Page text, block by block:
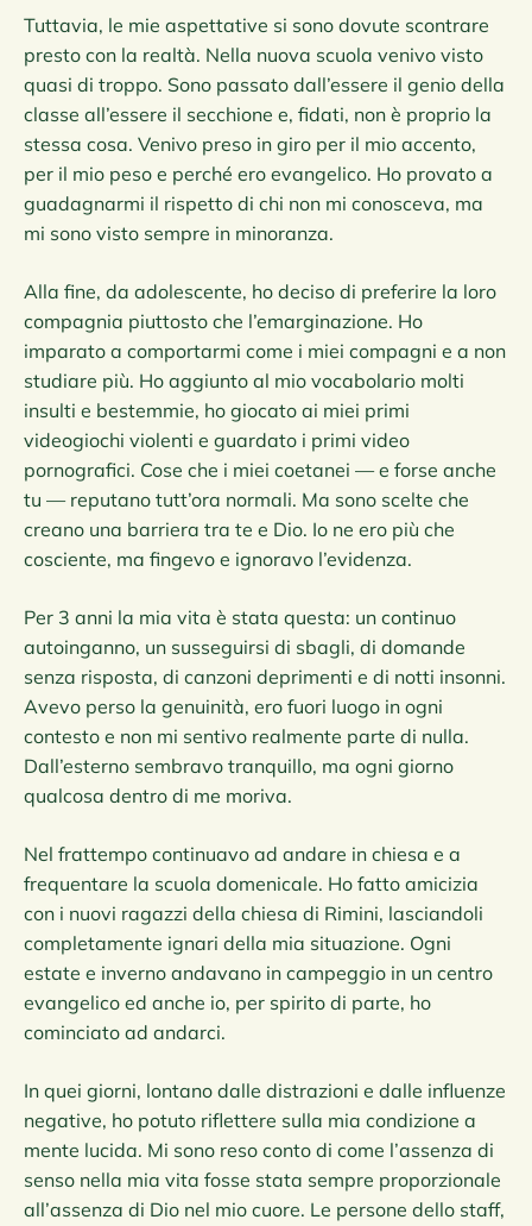
Tuttavia, le mie aspettative si sono dovute scontrare
presto con la realtà. Nella nuova scuola venivo visto
quasi di troppo. Sono passato dall’essere il genio della
classe all’essere il secchione e, fidati, non è proprio la
stessa cosa. Venivo preso in giro per il mio accento,
per il mio peso e perché ero evangelico. Ho provato a
guadagnarmi il rispetto di chi non mi conosceva, ma
mi sono visto sempre in minoranza.
Alla fine, da adolescente, ho deciso di preferire la loro
compagnia piuttosto che l’emarginazione. Ho
imparato a comportarmi come i miei compagni e a non
studiare più. Ho aggiunto al mio vocabolario molti
insulti e bestemmie, ho giocato ai miei primi
videogiochi violenti e guardato i primi video
pornografici. Cose che i miei coetanei — e forse anche
tu — reputano tutt’ora normali. Ma sono scelte che
creano una barriera tra te e Dio. Io ne ero più che
cosciente, ma fingevo e ignoravo l’evidenza.
Per 3 anni la mia vita è stata questa: un continuo
autoinganno, un susseguirsi di sbagli, di domande
senza risposta, di canzoni deprimenti e di notti insonni.
Avevo perso la genuinità, ero fuori luogo in ogni
contesto e non mi sentivo realmente parte di nulla.
Dall’esterno sembravo tranquillo, ma ogni giorno
qualcosa dentro di me moriva.
Nel frattempo continuavo ad andare in chiesa e a
frequentare la scuola domenicale. Ho fatto amicizia
con i nuovi ragazzi della chiesa di Rimini, lasciandoli
completamente ignari della mia situazione. Ogni
estate e inverno andavano in campeggio in un centro
evangelico ed anche io, per spirito di parte, ho
cominciato ad andarci.
In quei giorni, lontano dalle distrazioni e dalle influenze
negative, ho potuto riflettere sulla mia condizione a
mente lucida. Mi sono reso conto di come l’assenza di
senso nella mia vita fosse stata sempre proporzionale
all’assenza di Dio nel mio cuore. Le persone dello staff,